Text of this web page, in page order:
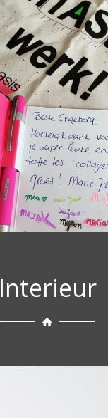
Interieur